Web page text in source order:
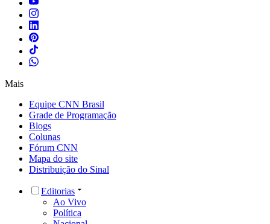
Mais
Equipe CNN Brasil
Grade de Programação
Blogs
Colunas
Fórum CNN
Mapa do site
Distribuição do Sinal
Editorias
Ao Vivo
Política